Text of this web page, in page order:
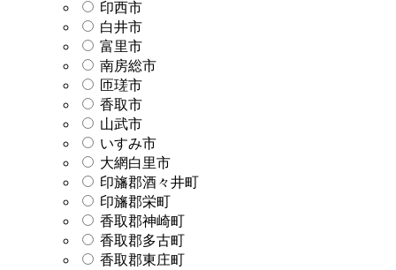
印西市
白井市
富里市
南房総市
匝瑳市
香取市
山武市
いすみ市
大網白里市
印旛郡酒々井町
印旛郡栄町
香取郡神崎町
香取郡多古町
香取郡東庄町